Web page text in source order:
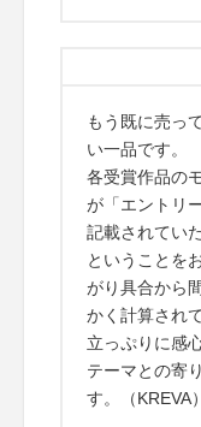
もう既に売っ
い一品です。
各受賞作品の
が「エントリ
記載されてい
ということを
がり具合から
かく計算され
立っぷりに感
テーマとの寄
す。（KREVA）